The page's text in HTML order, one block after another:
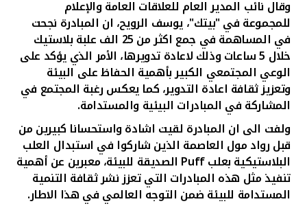
ماليزيا
تركيا
مصر
المملكة المتحدة
مملكة البحرين
وقال نائب المدير العام للعلاقات العامة والإعلام
للمجموعة في "بيتك"، يوسف الرويح، ان المبادرة نجحت
في المساهمة في جمع اكثر من 25 الف علبة بلاستيك
خلال 5 ساعات وذلك لاعادة تدويرها، الأمر الذي يؤكد على
الوعي المجتمعي الكبير بأهمية الحفاظ على البيئة
وتعزيز ثقافة اعادة التدوير، كما يعكس رغبة المجتمع في
المشاركة في المبادرات البيئية والمستدامة.
ولفت الى ان المبادرة لقيت اشادة واستحسانا كبيرين من
قبل رواد مول العاصمة الذين شاركوا في استبدال العلب
البلاستيكية بعلبPuff الصديقة للبيئة، معبرين عن أهمية
تنفيذ مثل هذه المبادرات التي تعزز نشر ثقافة التنمية
المستدامة للبيئة ضمن التوجه العالمي في هذا الاطار.